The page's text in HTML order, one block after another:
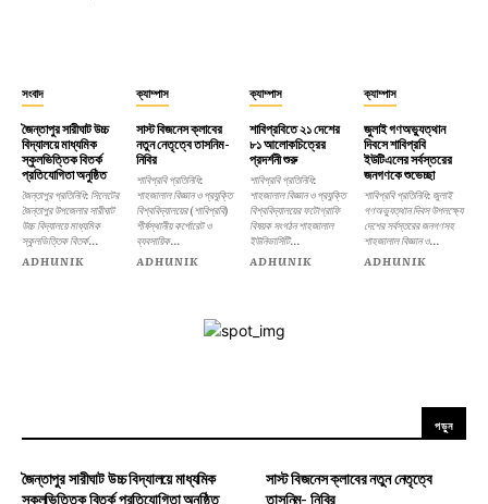
সংবাদ
জৈন্তাপুর সারীঘাট উচ্চ
বিদ্যালয়ে মাধ্যমিক
স্কুলভিত্তিক বিতর্ক
প্রতিযোগিতা অনুষ্ঠিত
জৈন্তাপুর প্রতিনিধি: সিলেটের
জৈন্তাপুর উপজেলার সারীঘাট
উচ্চ বিদ্যালয়ে মাধ্যমিক
স্কুলভিত্তিক বিতর্ক...
ADHUNIK
ক্যাম্পাস
সাস্ট বিজনেস ক্লাবের
নতুন নেতৃত্বে তাসনিম-
নিবির
শাবিপ্রবি প্রতিনিধি:
শাহজালাল বিজ্ঞান ও প্রযুক্তি
বিশ্ববিদ্যালয়ের (শাবিপ্রবি)
শীর্ষস্থানীয় কর্পোরেট ও
ব্যবসায়িক...
ADHUNIK
ক্যাম্পাস
শাবিপ্রবিতে ২১ দেশের
৮১ আলোকচিত্রের
প্রদর্শনী শুরু
শাবিপ্রবি প্রতিনিধি:
শাহজালাল বিজ্ঞান ও প্রযুক্তি
বিশ্ববিদ্যালয়ের ফটোগ্রাফি
বিষয়ক সংগঠন শাহজালাল
ইউনিভার্সিটি...
ADHUNIK
ক্যাম্পাস
জুলাই গণঅভ্যুত্থান
দিবসে শাবিপ্রবি
ইউটিএলের সর্বস্তরের
জনগণকে শুভেচ্ছা
শাবিপ্রবি প্রতিনিধি: জুলাই
গণঅভ্যুত্থান দিবস উপলক্ষ্যে
দেশের সর্বস্তরের জনগণসহ
শাহজালাল বিজ্ঞান ও...
ADHUNIK
পড়ুন
জৈন্তাপুর সারীঘাট উচ্চ বিদ্যালয়ে মাধ্যমিক
স্কুলভিত্তিক বিতর্ক প্রতিযোগিতা অনুষ্ঠিত
সাস্ট বিজনেস ক্লাবের নতুন নেতৃত্বে
তাসনিম- নিবির